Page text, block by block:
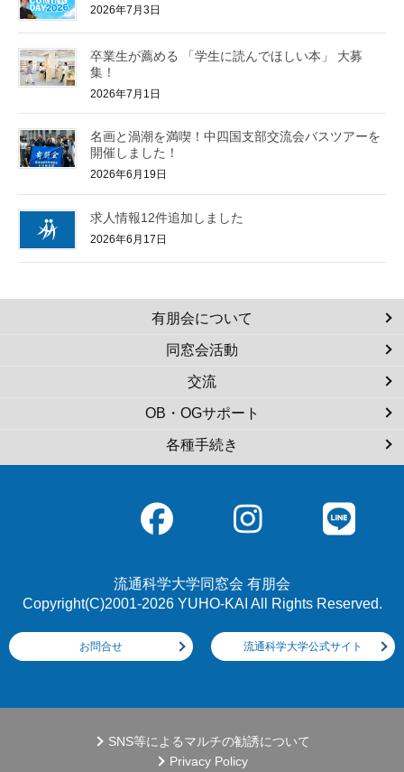
2026年7月3日
卒業生が薦める 「学生に読んでほしい本」 大募
集！
2026年7月1日
名画と渦潮を満喫！中四国支部交流会バスツアーを
開催しました！
2026年6月19日
求人情報12件追加しました
2026年6月17日
有朋会について
同窓会活動
交流
OB・OGサポート
各種手続き
流通科学大学同窓会 有朋会
Copyright(C)2001-2026 YUHO-KAI All Rights Reserved.
お問合せ 流通科学大学公式サイト
SNS等によるマルチの勧誘について
Privacy Policy